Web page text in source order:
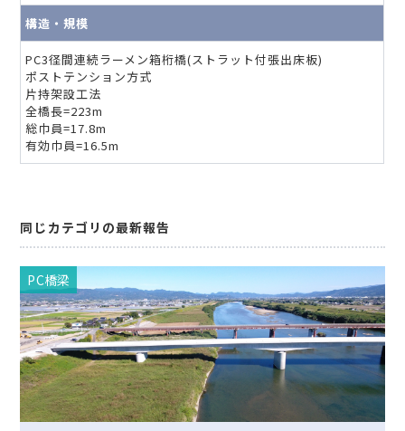
構造・規模
PC3径間連続ラーメン箱桁橋(ストラット付張出床板)
ポストテンション方式
片持架設工法
全橋長=223m
総巾員=17.8m
有効巾員=16.5m
同じカテゴリの最新報告
PC橋梁